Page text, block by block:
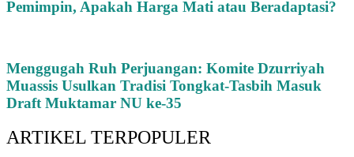
Pemimpin, Apakah Harga Mati atau Beradaptasi?
Menggugah Ruh Perjuangan: Komite Dzurriyah
Muassis Usulkan Tradisi Tongkat-Tasbih Masuk
Draft Muktamar NU ke-35
ARTIKEL TERPOPULER